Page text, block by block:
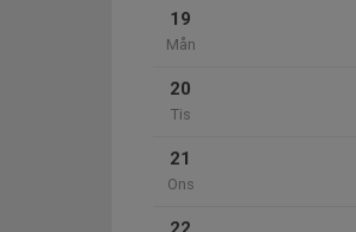
19
Mån
20
Tis
21
Ons